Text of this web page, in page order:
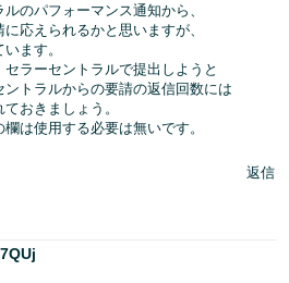
のパフォーマンス通知から、
応えられるかと思いますが、
ます。
ラーセントラルで提出しようと
トラルからの要請の返信回数には
おきましょう。
は使用する必要は無いです。
返信